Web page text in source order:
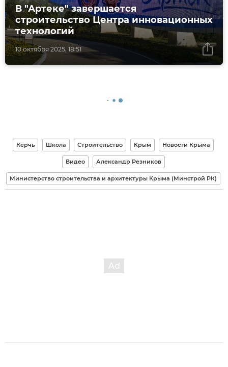
10 октября 2025, 18:51
В "Артеке" завершается
строительство Центра инновационных
технологий
Керчь Школа Строительство Крым Новости Крыма
Видео Александр Резников
Министерство строительства и архитектуры Крыма (Минстрой РК)